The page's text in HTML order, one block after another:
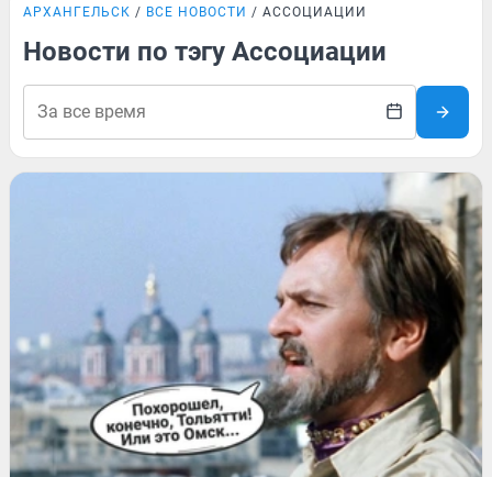
АРХАНГЕЛЬСК ВСЕ НОВОСТИ АССОЦИАЦИИ
Новости по тэгу Ассоциации